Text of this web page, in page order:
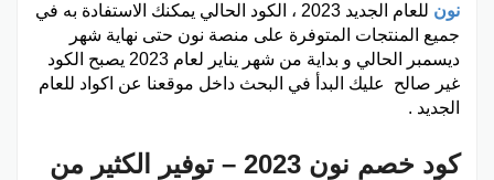
نون
للعام الجديد 2023 ، الكود الحالي يمكنك الاستفادة به في
جميع المنتجات المتوفرة على منصة نون حتى نهاية شهر
ديسمبر الحالي و بداية من شهر يناير لعام 2023 يصبح الكود
غير صالح عليك البدأ في البحث داخل موقعنا عن اكواد للعام
الجديد .
كود خصم نون 2023 – توفير الكثير من